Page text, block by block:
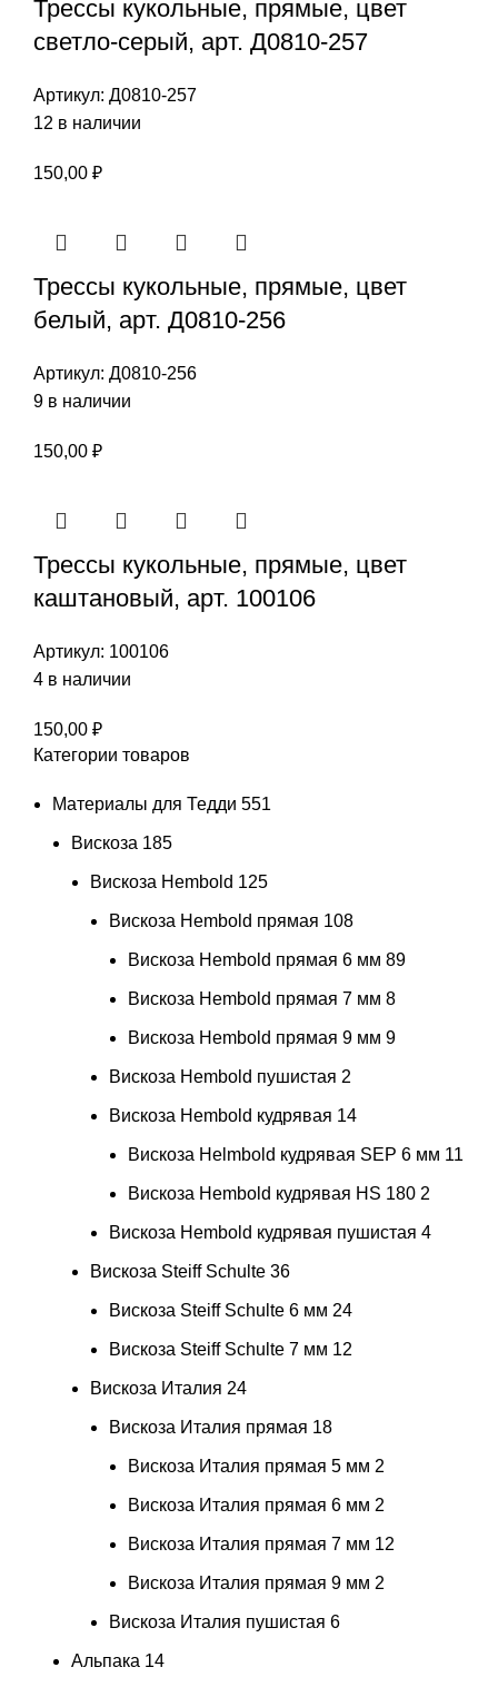
Трессы кукольные, прямые, цвет
светло-серый, арт. Д0810-257
Артикул: Д0810-257
12 в наличии
150,00 ₽
Трессы кукольные, прямые, цвет
белый, арт. Д0810-256
Артикул: Д0810-256
9 в наличии
150,00 ₽
Трессы кукольные, прямые, цвет
каштановый, арт. 100106
Артикул: 100106
4 в наличии
150,00 ₽
Категории товаров
Материалы для Тедди 551
Вискоза 185
Вискоза Hembold 125
Вискоза Hembold прямая 108
Вискоза Hembold прямая 6 мм 89
Вискоза Hembold прямая 7 мм 8
Вискоза Hembold прямая 9 мм 9
Вискоза Hembold пушистая 2
Вискоза Hembold кудрявая 14
Вискоза Helmbold кудрявая SEP 6 мм 11
Вискоза Hembold кудрявая HS 180 2
Вискоза Hembold кудрявая пушистая 4
Вискоза Steiff Schulte 36
Вискоза Steiff Schulte 6 мм 24
Вискоза Steiff Schulte 7 мм 12
Вискоза Италия 24
Вискоза Италия прямая 18
Вискоза Италия прямая 5 мм 2
Вискоза Италия прямая 6 мм 2
Вискоза Италия прямая 7 мм 12
Вискоза Италия прямая 9 мм 2
Вискоза Италия пушистая 6
Альпака 14